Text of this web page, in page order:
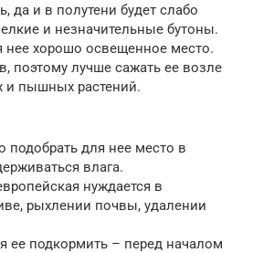
да и в полутени будет слабо
и незначительные бутоны.
нее хорошо освещенное место.
поэтому лучше сажать ее возле
и пышных растений.
подобрать для нее место в
влага.
нуждается в
рыхлении почвы, удалении
ее подкормить – перед началом